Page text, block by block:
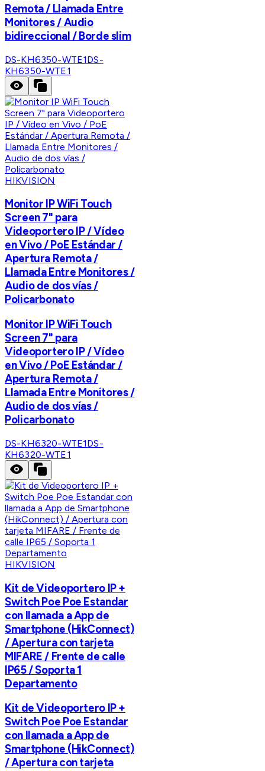
Remota / Llamada Entre
Monitores / Audio
bidireccional / Borde slim
DS-KH6350-WTE1DS-
KH6350-WTE1
HIKVISION
Monitor IP WiFi Touch
Screen 7" para
Videoportero IP / Vídeo
en Vivo / PoE Estándar /
Apertura Remota /
Llamada Entre Monitores /
Audio de dos vías /
Policarbonato
Monitor IP WiFi Touch
Screen 7" para
Videoportero IP / Vídeo
en Vivo / PoE Estándar /
Apertura Remota /
Llamada Entre Monitores /
Audio de dos vías /
Policarbonato
DS-KH6320-WTE1DS-
KH6320-WTE1
HIKVISION
Kit de Videoportero IP +
Switch Poe Poe Estandar
con llamada a App de
Smartphone (HikConnect)
/ Apertura con tarjeta
MIFARE / Frente de calle
IP65 / Soporta 1
Departamento
Kit de Videoportero IP +
Switch Poe Poe Estandar
con llamada a App de
Smartphone (HikConnect)
/ Apertura con tarjeta